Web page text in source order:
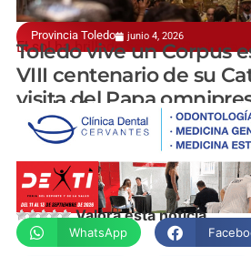
Provincia Toledo junio 4, 2026
El sol ha brillado sobre la Custodia
Toledo vive un Corpus
VIII centenario de su
visita del Papa
manchainformacion.com
Valora esta noticia
WhatsApp